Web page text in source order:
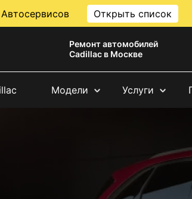
Автосервисов Открыть список
Ремонт автомобилей
Cadillac в Москве
Модели Услуги